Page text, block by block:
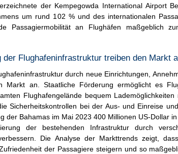
der Kempegowda International Airport
um rund 102 % und des internationalen
Passagiermobilität an Flughäfen maßgeblich
Flughafeninfrastruktur treiben den Markt
durch neue Einrichtungen,
Markt an. Staatliche Förderung ermöglicht es
Flughafengelände bequem
Sicherheitskontrollen bei der Aus- und Einreise
Bahamas im Mai 2023 400 Millionen US-Dollar
der bestehenden Infrastruktur durch
Die Analyse der Markttrends zeigt,
der Passagiere steigern und so